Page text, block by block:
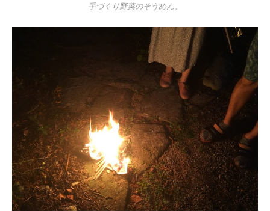
手づくり野菜のそうめん。